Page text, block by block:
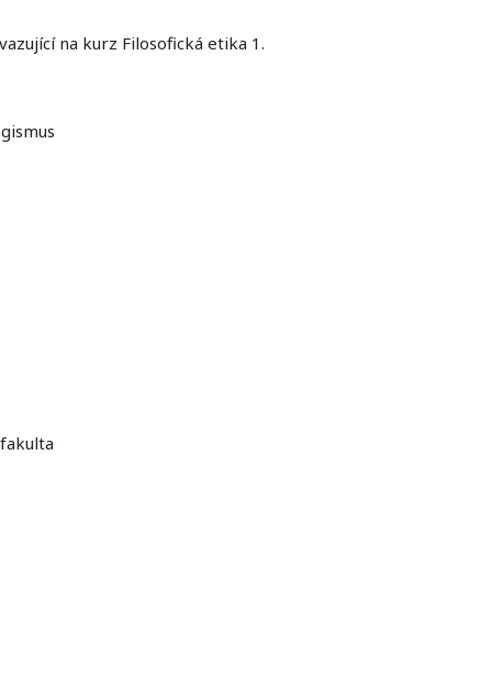
na kurz Filosofická etika 1.